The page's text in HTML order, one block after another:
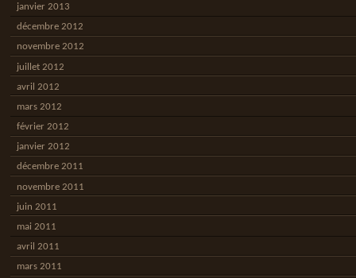
janvier 2013
décembre 2012
novembre 2012
juillet 2012
avril 2012
mars 2012
février 2012
janvier 2012
décembre 2011
novembre 2011
juin 2011
mai 2011
avril 2011
mars 2011